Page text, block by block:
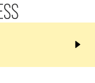
20:44
rouée de coups,